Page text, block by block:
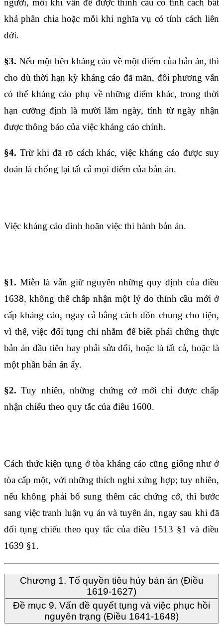
người, mỗi khi vấn đề được thỉnh cầu có tính cách bất
khả phân chia hoặc mỗi khi nghĩa vụ có tính cách liên
đới.
§3. Nếu một bên kháng cáo về một điểm của bản án, thì
cho dù thời hạn kỳ kháng cáo đã mãn, đối phương vẫn
có thể kháng cáo phụ về những điểm khác, trong thời
hạn cưỡng định là mười lăm ngày, tính từ ngày nhận
được thông báo của việc kháng cáo chính.
§4. Trừ khi đã rõ cách khác, việc kháng cáo được suy
đoán là chống lại tất cả mọi điểm của bản án.
Việc kháng cáo đình hoãn việc thi hành bản án.
§1. Miễn là vẫn giữ nguyên những quy định của điều
1638, không thể chấp nhận một lý do thỉnh cầu mới ở
cấp kháng cáo, ngay cả bằng cách dồn chung cho tiện,
vì thế, việc đối tụng chỉ nhằm để biết phải chứng thực
bản án đầu tiên hay phải sửa đổi, hoặc là tất cả, hoặc là
một phần bản án ấy.
§2. Tuy nhiên, những chứng cớ mới chỉ được chấp
nhận chiếu theo quy tắc của điều 1600.
Cách thức kiện tụng ở tòa kháng cáo cũng giống như ở
tòa cấp một, với những thích nghi xứng hợp; tuy nhiên,
nếu không phải bổ sung thêm các chứng cớ, thì bước
sang việc tranh luận vụ án và tuyên án, ngay sau khi đã
đối tụng chiếu theo quy tắc của điều 1513 §1 và điều
1639 §1.
Chương 1. Tố quyền tiêu hủy bản án (Điều
1619-1627)
Đề mục 9. Vấn đề quyết tụng và việc phục hồi
nguyên trạng (Điều 1641-1648)